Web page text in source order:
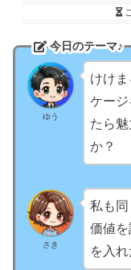
今日のテーマ♪
ゆう
けけ
ケー
たら
か？
さき
私も同
価値
を入